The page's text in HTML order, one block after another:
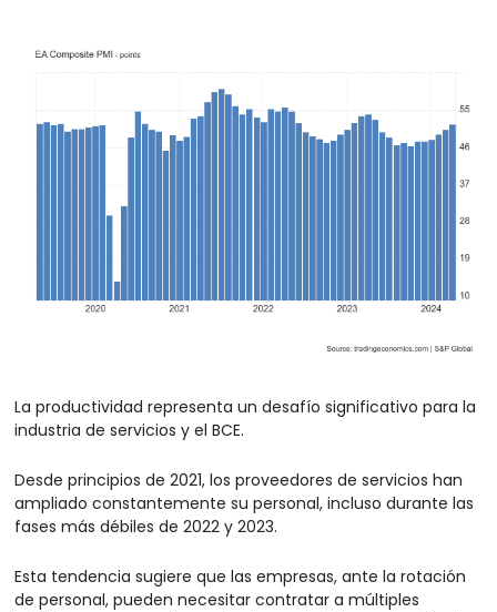
La productividad representa un desafío significativo para la
industria de servicios y el BCE.
Desde principios de 2021, los proveedores de servicios han
ampliado constantemente su personal, incluso durante las
fases más débiles de 2022 y 2023.
Esta tendencia sugiere que las empresas, ante la rotación
de personal, pueden necesitar contratar a múltiples